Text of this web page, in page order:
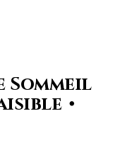
Sommeil